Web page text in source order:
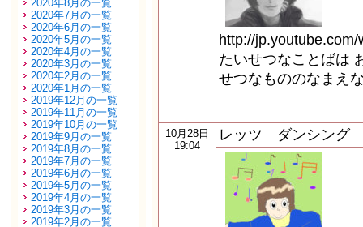
2020年8月の一覧
2020年7月の一覧
2020年6月の一覧
2020年5月の一覧
2020年4月の一覧
2020年3月の一覧
2020年2月の一覧
2020年1月の一覧
2019年12月の一覧
2019年11月の一覧
2019年10月の一覧
2019年9月の一覧
2019年8月の一覧
2019年7月の一覧
2019年6月の一覧
2019年5月の一覧
2019年4月の一覧
2019年3月の一覧
2019年2月の一覧
http://
たいせつなことばは
せつなもののなまえ
10月28日
19:04
レッツ ダンシング